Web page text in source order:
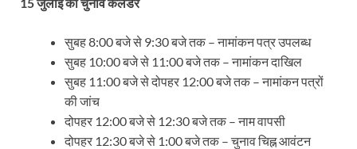
सुबह 8:00 बजे से 9:30 बजे तक – नामांकन पत्र उपलब्ध
सुबह 10:00 बजे से 11:00 बजे तक – नामांकन दाखिल
सुबह 11:00 बजे से दोपहर 12:00 बजे तक – नामांकन पत्रों
की जांच
दोपहर 12:00 बजे से 12:30 बजे तक – नाम वापसी
दोपहर 12:30 बजे से 1:00 बजे तक – चुनाव चिह्न आवंटन